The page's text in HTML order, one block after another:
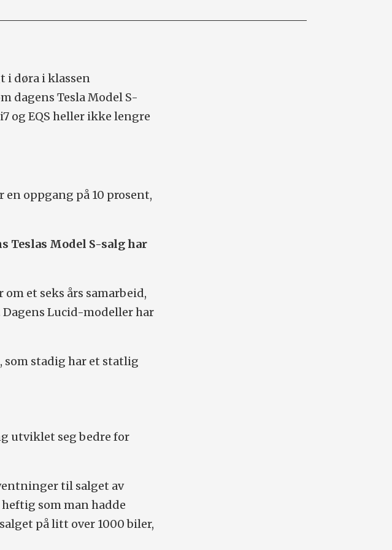
i døra i klassen
dagens Tesla Model S-
og EQS heller ikke lengre
oppgang på 10 prosent,
Teslas Model S-salg har
et seks års samarbeid,
Dagens Lucid-modeller har
som stadig har et statlig
utviklet seg bedre for
til salget av
som man hadde
på litt over 1000 biler,